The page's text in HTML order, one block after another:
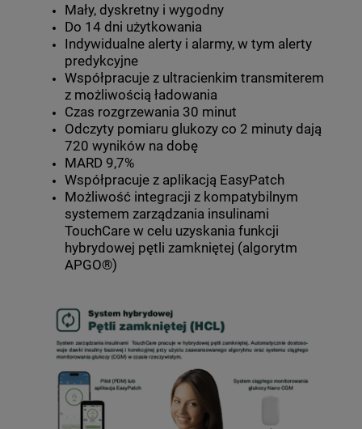
Mały, dyskretny i wygodny
Do 14 dni użytkowania
Indywidualne alerty i alarmy, w tym alerty
predykcyjne
Współpracuje z ultracienkim transmiterem
z możliwością ładowania
Czas rozgrzewania 30 minut
Odczyty pomiaru glukozy co 2 minuty dają
720 wyników na dobę
MARD 9,7%
Współpracuje z aplikacją EasyPatch
Możliwość integracji z kompatybilnym
systemem zarządzania insulinami
TouchCare w celu uzyskania funkcji
hybrydowej pętli zamkniętej (algorytm
APGO®)